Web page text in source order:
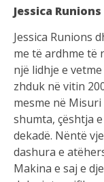
Jessica
Jessica Runions
me të ardhme të
një lidhje e
zhduk në vitin
mesme në
shumta, çështja
dekadë. Nëntë
dashura e
Makina e saj e